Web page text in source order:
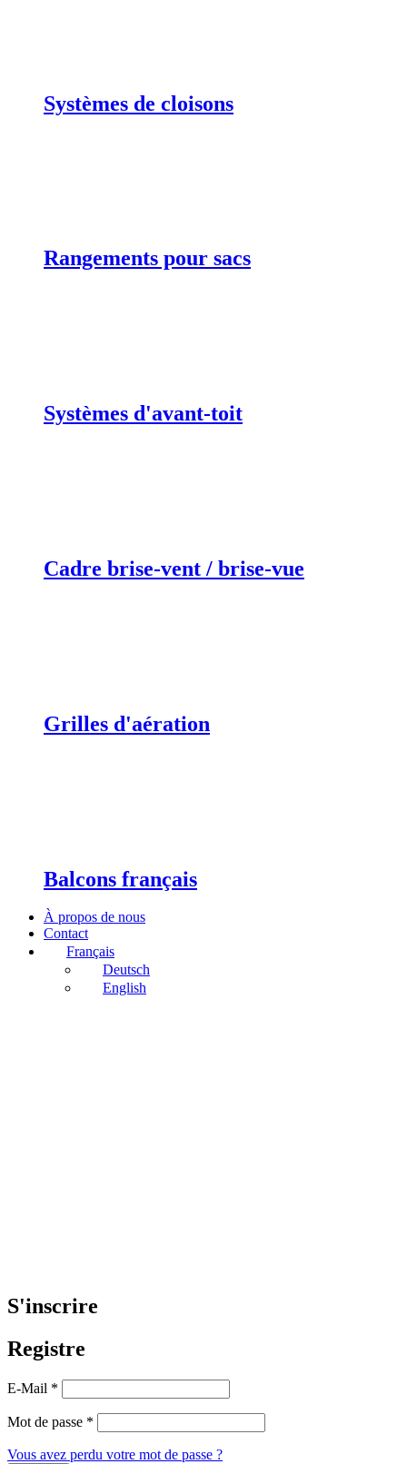
Systèmes de cloisons
Rangements pour sacs
Systèmes d'avant-toit
Cadre brise-vent / brise-vue
Grilles d'aération
Balcons français
À propos de nous
Contact
Français
Deutsch
English
S'inscrire
Registre
E-Mail *
Mot de passe *
Vous avez perdu votre mot de passe ?